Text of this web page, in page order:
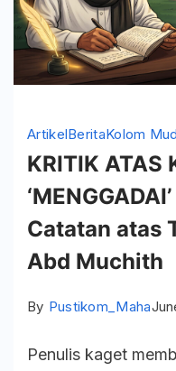
ArtikelBeritaKolom
KRITIK ATAS
Catatan atas
Abd Muchith
By Pustikom_Maha
Penulis kaget